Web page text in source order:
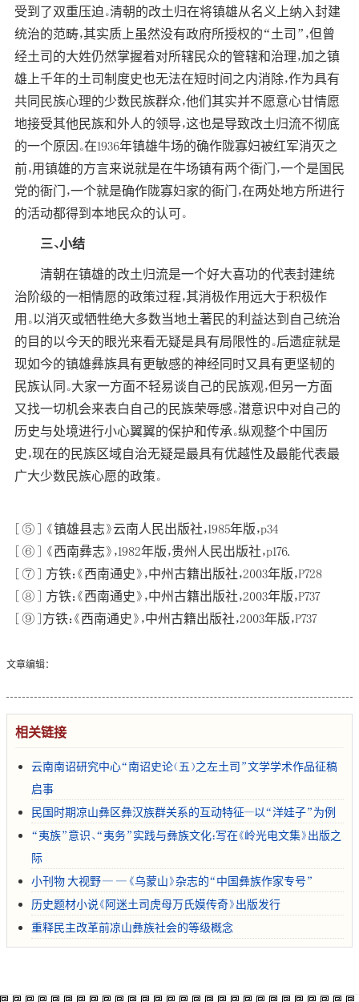
受到了双重压迫。清朝的改土归在将镇雄从名义上纳入封建
统治的范畴，其实质上虽然没有政府所授权的“土司”，但曾
经土司的大姓仍然掌握着对所辖民众的管辖和治理，加之镇
雄上千年的土司制度史也无法在短时间之内消除，作为具有
共同民族心理的少数民族群众，他们其实并不愿意心甘情愿
地接受其他民族和外人的领导，这也是导致改土归流不彻底
的一个原因。在1936年镇雄牛场的确作陇寡妇被红军消灭之
前，用镇雄的方言来说就是在牛场镇有两个衙门，一个是国民
党的衙门，一个就是确作陇寡妇家的衙门，在两处地方所进行
的活动都得到本地民众的认可。
三、小结
清朝在镇雄的改土归流是一个好大喜功的代表封建统
治阶级的一相情愿的政策过程，其消极作用远大于积极作
用。以消灭或牺牲绝大多数当地土著民的利益达到自己统治
的目的以今天的眼光来看无疑是具有局限性的。后遗症就是
现如今的镇雄彝族具有更敏感的神经同时又具有更坚韧的
民族认同。大家一方面不轻易谈自己的民族观，但另一方面
又找一切机会来表白自己的民族荣辱感。潜意识中对自己的
历史与处境进行小心翼翼的保护和传承。纵观整个中国历
史，现在的民族区域自治无疑是最具有优越性及最能代表最
广大少数民族心愿的政策。
[⑤] 《镇雄县志》云南人民出版社，1985年版，p34
[⑥] 《西南彝志》，1982年版，贵州人民出版社，p176.
[⑦] 方铁：《西南通史》，中州古籍出版社，2003年版，P728
[⑧] 方铁：《西南通史》，中州古籍出版社，2003年版，P737
[⑨]方铁：《西南通史》，中州古籍出版社，2003年版，P737
文章编辑：
相关链接
云南南诏研究中心“南诏史论（五）之左土司”文学学术作品征稿
启事
民国时期凉山彝区彝汉族群关系的互动特征--以“洋娃子”为例
“夷族”意识、“夷务”实践与彝族文化：写在《岭光电文集》出版之
际
小刊物 大视野——《乌蒙山》杂志的“中国彝族作家专号”
历史题材小说《阿迷土司虎母万氏嫫传奇》出版发行
重释民主改革前凉山彝族社会的等级概念